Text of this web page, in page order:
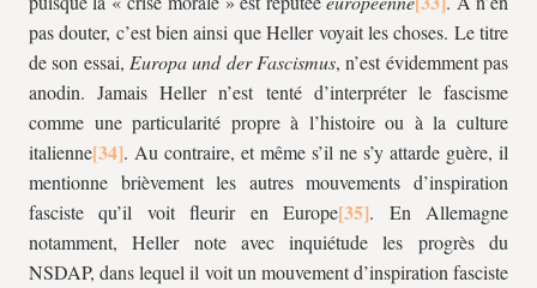
pas douter, c’est bien ainsi que Heller voyait les choses. Le titre
de son essai, Europa und der Fascismus, n’est évidemment pas
anodin. Jamais Heller n’est tenté d’interpréter le fascisme
comme une particularité propre à l’histoire ou à la culture
italienne
. Au contraire, et même s’il ne s’y attarde guère, il
mentionne brièvement les autres mouvements d’inspiration
fasciste qu’il voit fleurir en Europe
. En Allemagne
notamment, Heller note avec inquiétude les progrès du
NSDAP, dans lequel il voit un mouvement d’inspiration fasciste